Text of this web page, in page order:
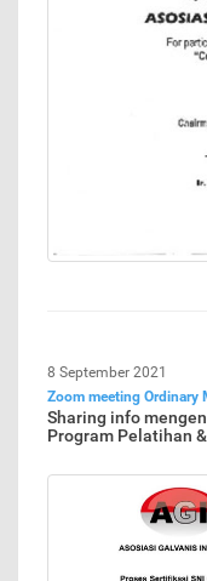
8 September 2021
Zoom meeting Ordinary
Sharing info
Program Pelatihan